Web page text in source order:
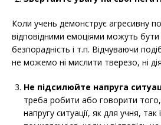
Коли учень демонструє агресивну
відповідними емоціями можуть бути
безпорадність і т.п. Відчуваючи
не можемо ні мислити тверезо, ні
Не підсилюйте напруга
треба робити або говорити
напругу ситуації, як для учня,